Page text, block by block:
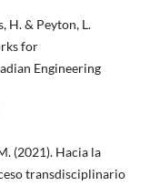
H. & Peyton, L.
for
Engineering
(2021). Hacia la
transdisciplinario